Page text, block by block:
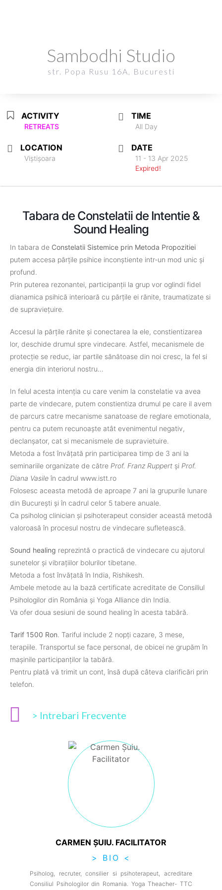
Sambodhi Studio
str. Popa Rusu 16A, Bucuresti
Sambodhi Studio
ACTIVITY
RETREATS
TIME
All Day
LOCATION
Viștișoara
DATE
11 - 13 Apr 2025
Expired!
Tabara de Constelatii de Intentie &
Sound Healing
In tabara de Constelatii Sistemice prin Metoda Propozitiei
putem accesa părțile psihice inconștiente intr-un mod unic și
profund.
Prin puterea rezonantei, participanții la grup vor oglindi fidel
dianamica psihică interioară cu părțile ei rănite, traumatizate si
de supraviețuire.
Accesul la părțile rănite și conectarea la ele, constientizarea
lor, deschide drumul spre vindecare. Astfel, mecanismele de
protecție se reduc, iar partile sănătoase din noi cresc, la fel si
energia din interiorul nostru…
In felul acesta intenția cu care venim la constelatie va avea
parte de vindecare, putem constientiza drumul pe care il avem
de parcurs catre mecanisme sanatoase de reglare emotionala,
pentru ca putem recunoaște atât evenimentul negativ,
declanșator, cat si mecanismele de supravietuire.
Metoda a fost învățată prin participarea timp de 3 ani la
seminariile organizate de către Prof. Franz Ruppert și Prof.
Diana Vasile în cadrul www.istt.ro
Folosesc aceasta metodă de aproape 7 ani la grupurile lunare
din București și în cadrul celor 5 tabere anuale.
Ca psiholog clinician și psihoterapeut consider această metodă
valoroasă în procesul nostru de vindecare sufletească.
Sound healing reprezintă o practică de vindecare cu ajutorul
sunetelor și vibrațiilor bolurilor tibetane.
Metoda a fost învățată în India, Rishikesh.
Ambele metode au la bază certificate acreditate de Consiliul
Psihologilor din România și Yoga Alliance din India.
Va ofer doua sesiuni de sound healing în acesta tabără.
Tarif 1500 Ron. Tariful include 2 nopți cazare, 3 mese,
terapiile. Transportul se face personal, de obicei ne grupăm în
mașinile participanților la tabără.
Pentru plată vă trimit un cont, însă după câteva clarificări prin
telefon.
> Intrebari Frecvente
CARMEN ȘUIU. FACILITATOR
> BIO <
Psiholog, recruter, consilier si psihoterapeut, acreditare
Consiliul Psihologilor din Romania. Yoga Theacher- TTC